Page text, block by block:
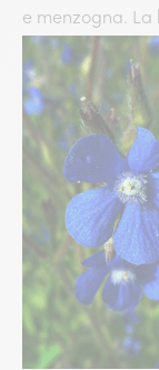
e menzogna. La